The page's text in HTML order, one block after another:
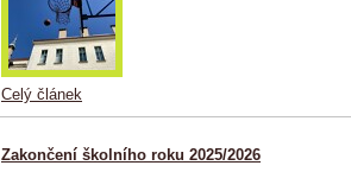
Celý článek
Zakončení školního roku 2025/2026